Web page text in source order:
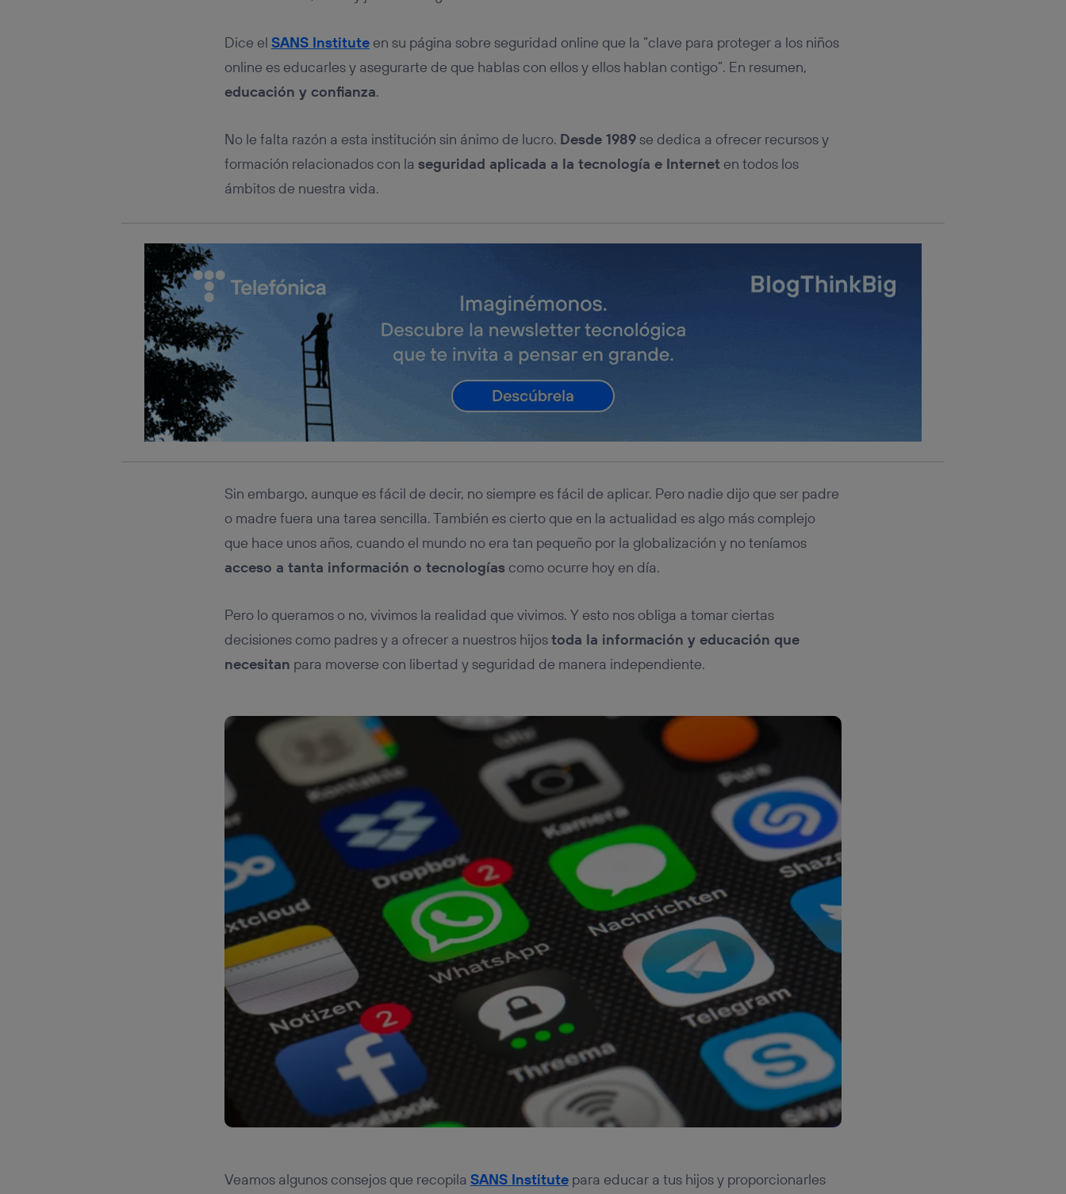
Dice el SANS Instituteen su página sobre seguridad online que la “clave para proteger a los niños
online es educarles y asegurarte de que hablas con ellos y ellos hablan contigo”. En resumen,
educación y confianza.
No le falta razón a esta institución sin ánimo de lucro. Desde 1989se dedica a ofrecer recursos y
formación relacionados con la seguridad aplicada a la tecnología e Internet en todos los
ámbitos de nuestra vida.
Sin embargo, aunque es fácil de decir, no siempre es fácil de aplicar. Pero nadie dijo que ser padre
o madre fuera una tarea sencilla. También es cierto que en la actualidad es algo más complejo
que hace unos años, cuando el mundo no era tan pequeño por la globalización y no teníamos
acceso a tanta información o tecnologíascomo ocurre hoy en día.
Pero lo queramos o no, vivimos la realidad que vivimos. Y esto nos obliga a tomar ciertas
decisiones como padres y a ofrecer a nuestros hijostoda la información y educación que
necesitan para moverse con libertad y seguridad de manera independiente.
Veamos algunos consejos que recopila SANS Institutepara educar a tus hijos y proporcionarles
Si utilizas una
conexión de banda ancha
(p. ej., Wi-Fi), el marketing o análisis se
realizará en función de las actividades de navegación de los miembros del hogar que
hayan dado su consentimiento.
Puedes gestionar los consentimientos Utiq seleccionando “Administrar Utiq” en la parte
inferior de esta página web o visitando el
portal de privacidad de Utiq (“consenthub”)
Para más información, consulta la
política de privacidad de Utiq